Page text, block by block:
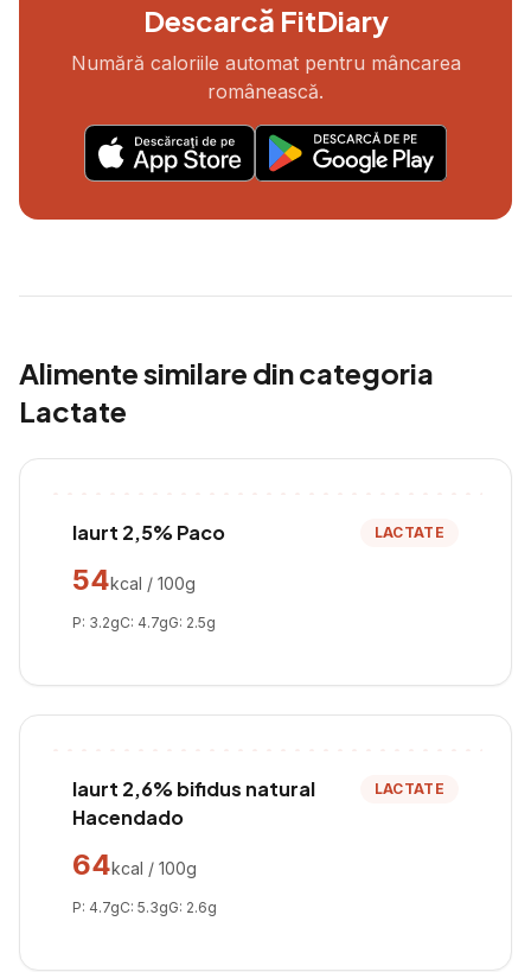
Descarcă FitDiary
Numără caloriile automat pentru mâncarea
românească.
Alimente similare din categoria
Lactate
Iaurt 2,5% Paco LACTATE
54kcal / 100g
P: 3.2gC: 4.7gG: 2.5g
Iaurt 2,6% bifidus natural
Hacendado
LACTATE
64kcal / 100g
P: 4.7gC: 5.3gG: 2.6g